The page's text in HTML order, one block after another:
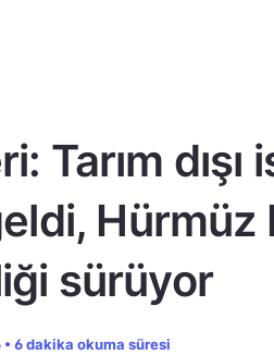
Tarım dışı
Hürmüz
sürüyor
6 dakika okuma süresi